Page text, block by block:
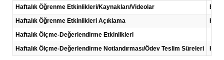
Haftalık Öğrenme Etkinlikleri/Kaynakları/Videolar
Haftalık Öğrenme Etkinlikleri Açıklama
Her
Haftalık Ölçme-Değerlendirme Etkinlikleri
Haftalık Ölçme-Değerlendirme Notlandırması/Ödev Teslim Süreleri
Her